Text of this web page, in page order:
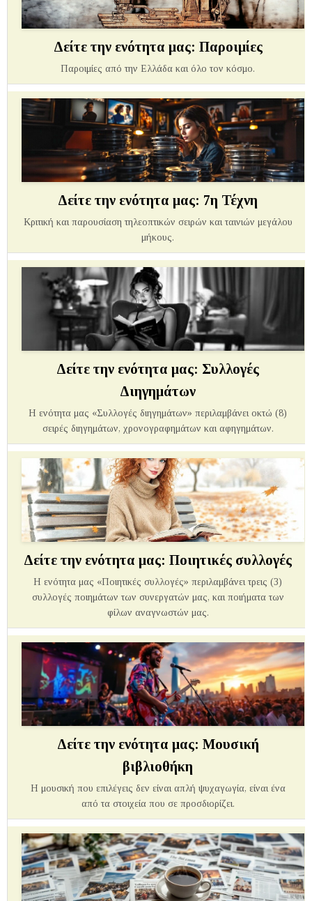
Δείτε την ενότητα μας: Παροιμίες
Παροιμίες από την Ελλάδα και όλο τον κόσμο.
Δείτε την ενότητα μας: 7η Τέχνη
Κριτική και παρουσίαση τηλεοπτικών σειρών και ταινιών μεγάλου
μήκους.
Δείτε την ενότητα μας: Συλλογές
Διηγημάτων
Η ενότητα μας «Συλλογές διηγημάτων» περιλαμβάνει οκτώ (8)
σειρές διηγημάτων, χρονογραφημάτων και αφηγημάτων.
Δείτε την ενότητα μας: Ποιητικές συλλογές
Η ενότητα μας «Ποιητικές συλλογές» περιλαμβάνει τρεις (3)
συλλογές ποιημάτων των συνεργατών μας, και ποιήματα των
φίλων αναγνωστών μας.
Δείτε την ενότητα μας: Μουσική
βιβλιοθήκη
Η μουσική που επιλέγεις δεν είναι απλή ψυχαγωγία, είναι ένα
από τα στοιχεία που σε προσδιορίζει.